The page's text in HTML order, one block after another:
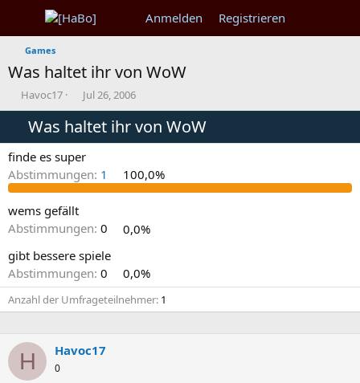
Anmelden Registrieren
Games
Was haltet ihr von WoW
T
h
e
n
s
t
a
r
e
Havoc17
B
e
g
i
n
n
d
a
u
Jul 26, 2006
Was haltet ihr von WoW
finde es super
Abstimmungen: 1 100,0%
wems gefällt
Abstimmungen: 0
0,0%
gibt bessere spiele
Abstimmungen: 0 0,0%
Anzahl der Umfrageteilnehmer 1
H Havoc17
0